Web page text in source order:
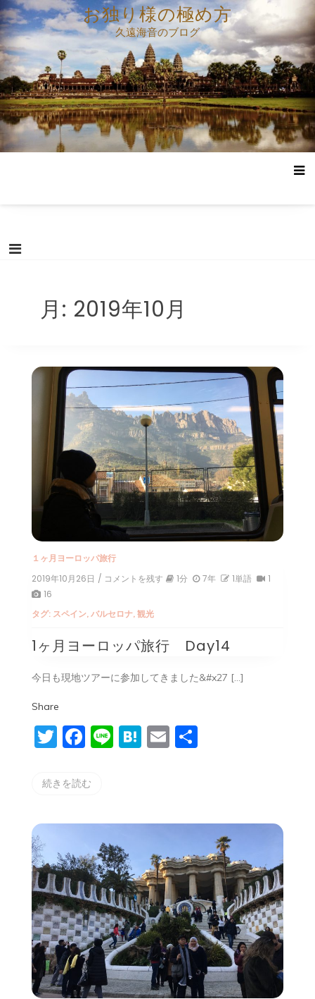
コ
ン
テ
ン
ツ
へ
ス
キ
ッ
お独り様の極め方
久遠海音のブログ
月: 2019年10月
１ヶ月ヨーロッパ旅行
2019年10月26日 / コメントを残す on
ー
ロ
パ
1分 7年 1単語
1
16
タグ: スペイン, バルセロナ, 観光
1ヶ月ヨーロッパ旅行 Day14
今日も現地ツアーに参加してきました&#x27 […]
Share
Twitter
Facebook
LineHatena
Email
共
続きを読む